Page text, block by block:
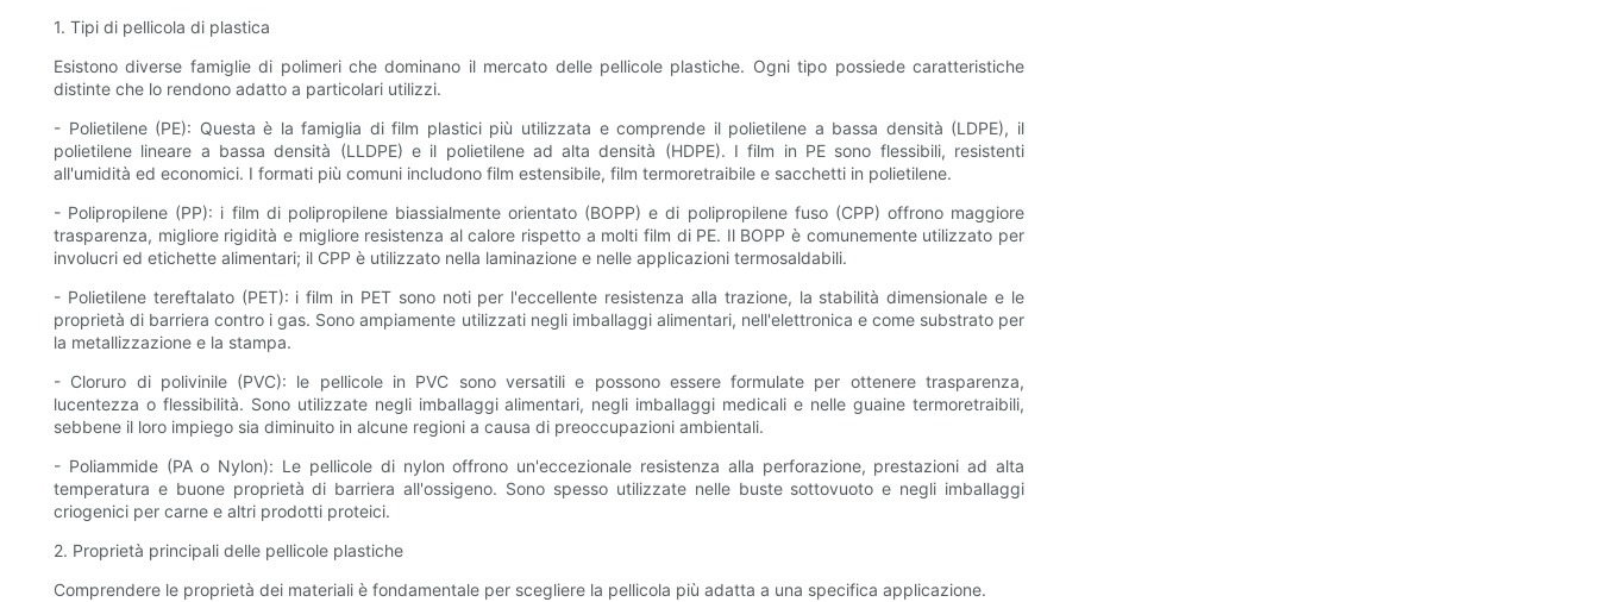
1. Tipi di pellicola di plastica
Esistono diverse famiglie di polimeri che dominano il mercato delle pellicole plastiche. Ogni tipo possiede caratteristiche
distinte che lo rendono adatto a particolari utilizzi.
- Polietilene (PE): Questa è la famiglia di film plastici più utilizzata e comprende il polietilene a bassa densità (LDPE), il
polietilene lineare a bassa densità (LLDPE) e il polietilene ad alta densità (HDPE). I film in PE sono flessibili, resistenti
all'umidità ed economici. I formati più comuni includono film estensibile, film termoretraibile e sacchetti in polietilene.
- Polipropilene (PP): i film di polipropilene biassialmente orientato (BOPP) e di polipropilene fuso (CPP) offrono maggiore
trasparenza, migliore rigidità e migliore resistenza al calore rispetto a molti film di PE. Il BOPP è comunemente utilizzato per
involucri ed etichette alimentari; il CPP è utilizzato nella laminazione e nelle applicazioni termosaldabili.
- Polietilene tereftalato (PET): i film in PET sono noti per l'eccellente resistenza alla trazione, la stabilità dimensionale e le
proprietà di barriera contro i gas. Sono ampiamente utilizzati negli imballaggi alimentari, nell'elettronica e come substrato per
la metallizzazione e la stampa.
- Cloruro di polivinile (PVC): le pellicole in PVC sono versatili e possono essere formulate per ottenere trasparenza,
lucentezza o flessibilità. Sono utilizzate negli imballaggi alimentari, negli imballaggi medicali e nelle guaine termoretraibili,
sebbene il loro impiego sia diminuito in alcune regioni a causa di preoccupazioni ambientali.
- Poliammide (PA o Nylon): Le pellicole di nylon offrono un'eccezionale resistenza alla perforazione, prestazioni ad alta
temperatura e buone proprietà di barriera all'ossigeno. Sono spesso utilizzate nelle buste sottovuoto e negli imballaggi
criogenici per carne e altri prodotti proteici.
2. Proprietà principali delle pellicole plastiche
Comprendere le proprietà dei materiali è fondamentale per scegliere la pellicola più adatta a una specifica applicazione.